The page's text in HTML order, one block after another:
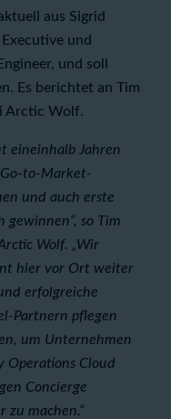
aus Sigrid
und
und soll
Es berichtet an Tim
Arctic Wolf.
eineinhalb Jahren
to-Market-
und auch erste
so Tim
Wolf. „Wir
hier vor Ort weiter
erfolgreiche
Partnern pflegen
um Unternehmen
Operations Cloud
Concierge
zu machen.“